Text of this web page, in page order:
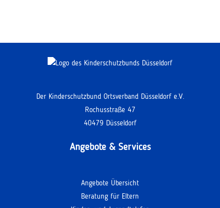
Der Kinderschutzbund Ortsverband Düsseldorf e.V.
Rochusstraße 47
40479 Düsseldorf
Angebote & Services
Angebote Übersicht
Beratung für Eltern